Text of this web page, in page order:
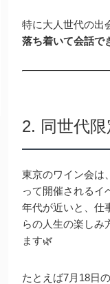
特に大人世代の出
落ち着いて会話で
2. 同世代
東京のワイン会は
って開催されるイ
年代が近いと、仕
らの人生の楽しみ
ます🌿
たとえば7月18日